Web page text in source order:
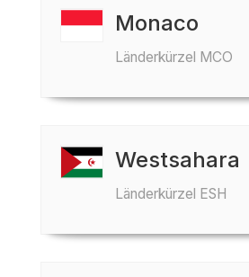
Monaco
Länderkürzel MCO
Westsahara
Länderkürzel ESH